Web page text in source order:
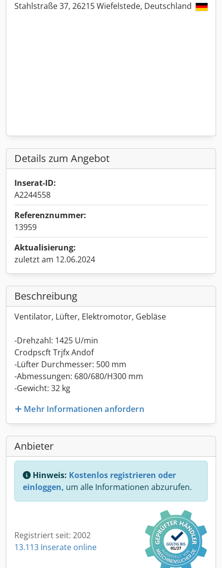
Stahlstraße 37, 26215 Wiefelstede, Deutschland
Details zum Angebot
Inserat-ID:
A2244558
Referenznummer:
13959
Aktualisierung:
zuletzt am 12.06.2024
Beschreibung
Ventilator, Lüfter, Elektromotor, Gebläse
-Drehzahl: 1425 U/min
Crodpscft Trjfx Andof
-Lüfter Durchmesser: 500 mm
-Abmessungen: 680/680/H300 mm
-Gewicht: 32 kg
Mehr Informationen anfordern
Anbieter
Hinweis: Kostenlos registrieren oder
einloggen, um alle Informationen abzurufen.
Registriert seit: 2002
13.113 Inserate online